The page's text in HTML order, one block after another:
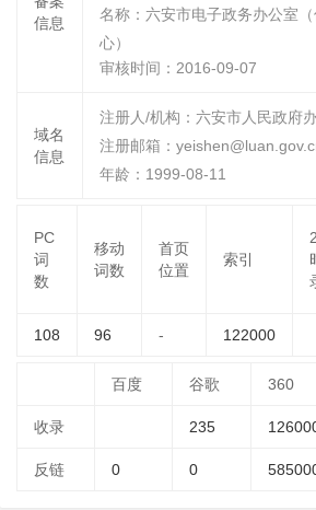
信息
名称： 六安市电子政务办公室
心）
审核时间： 2016-09-07
域名
信息
注册人/机构：六安市人民政府
注册邮箱：
年龄：1999-08-11
PC
词
数
移动
词数
首页
位置
索引
108 96 - 122000
百度 谷歌 360
收录 235
反链 0 0